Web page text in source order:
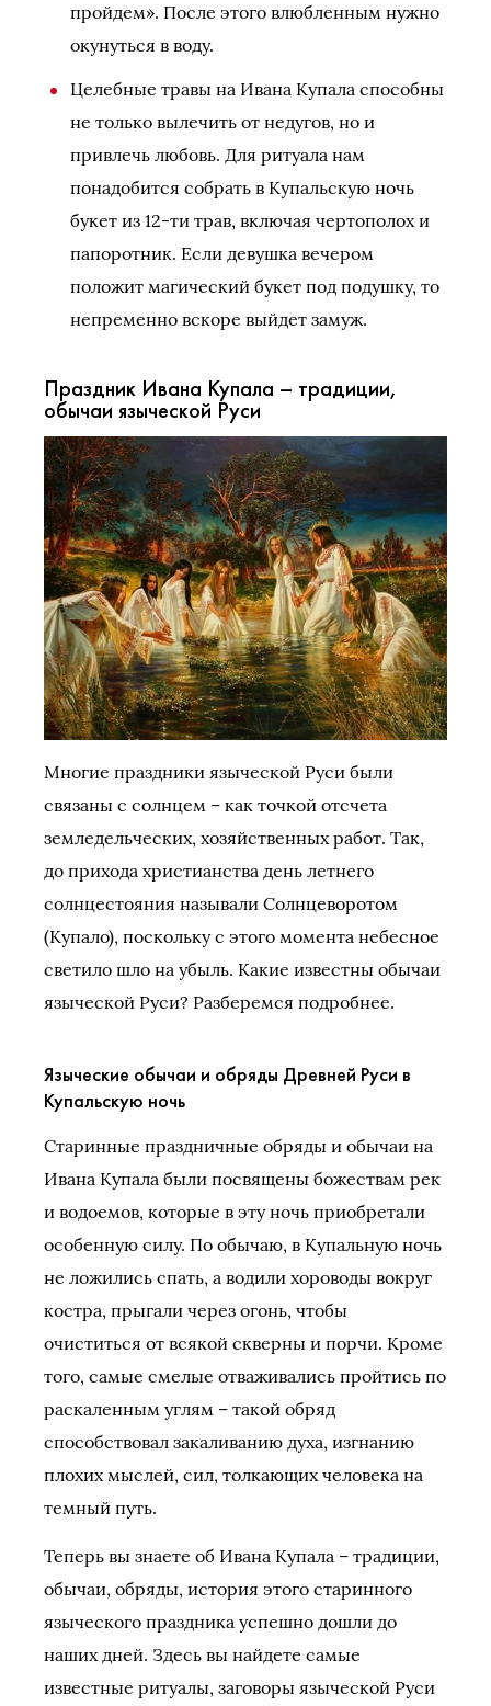
пройдем». После этого влюбленным нужно
окунуться в воду.
Целебные травы на Ивана Купала способны
не только вылечить от недугов, но и
привлечь любовь. Для ритуала нам
понадобится собрать в Купальскую ночь
букет из 12-ти трав, включая чертополох и
папоротник. Если девушка вечером
положит магический букет под подушку, то
непременно вскоре выйдет замуж.
Праздник Ивана Купала – традиции,
обычаи языческой Руси
Многие праздники языческой Руси были
связаны с солнцем – как точкой отсчета
земледельческих, хозяйственных работ. Так,
до прихода христианства день летнего
солнцестояния называли Солнцеворотом
(Купало), поскольку с этого момента небесное
светило шло на убыль. Какие известны обычаи
языческой Руси? Разберемся подробнее.
Языческие обычаи и обряды Древней Руси в
Купальскую ночь
Старинные праздничные обряды и обычаи на
Ивана Купала были посвящены божествам рек
и водоемов, которые в эту ночь приобретали
особенную силу. По обычаю, в Купальную ночь
не ложились спать, а водили хороводы вокруг
костра, прыгали через огонь, чтобы
очиститься от всякой скверны и порчи. Кроме
того, самые смелые отваживались пройтись по
раскаленным углям – такой обряд
способствовал закаливанию духа, изгнанию
плохих мыслей, сил, толкающих человека на
темный путь.
Теперь вы знаете об Ивана Купала – традиции,
обычаи, обряды, история этого старинного
языческого праздника успешно дошли до
наших дней. Здесь вы найдете самые
известные ритуалы, заговоры языческой Руси